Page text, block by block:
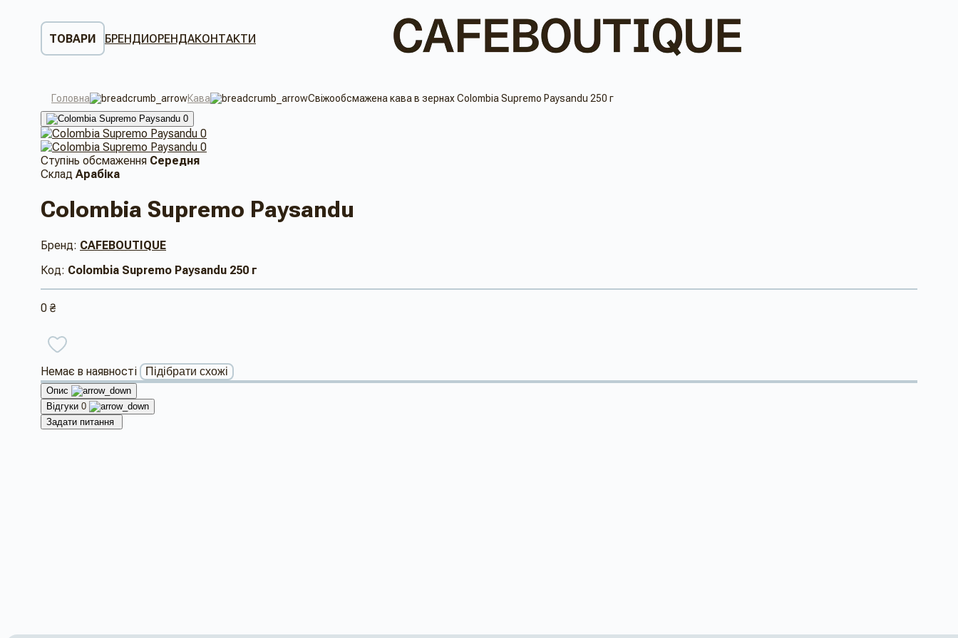
ТОВАРИ БРЕНДИОРЕНДАКОНТАКТИ
Головна Кава Свіжообсмажена кава в зернах Colombia Supremo Paysandu 250 г
Ступінь обсмаження Середня
Склад Арабіка
Colombia Supremo Paysandu
Бренд: CAFEBOUTIQUE
Код: Colombia Supremo Paysandu 250 г
0 ₴
Немає в наявності Підібрати схожі
Опис
Відгуки 0
Задати питання